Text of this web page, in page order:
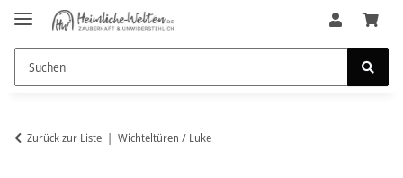
Zurück zur Liste Wichteltüren / Luke